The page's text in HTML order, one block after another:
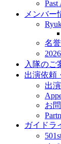
メンバー
名
入隊のご
出演依頼
出
お
ガイドラ